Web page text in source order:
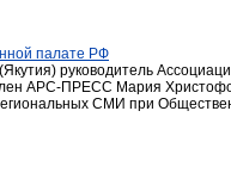
палате РФ
руководитель
АРС-ПРЕСС Мария
СМИ при